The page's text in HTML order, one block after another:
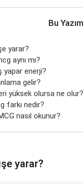
Bu
yarar?
aynı mı?
yapar enerji?
gelir?
yüksek olursa ne olur?
farkı nedir?
nasıl okunur?
yarar?